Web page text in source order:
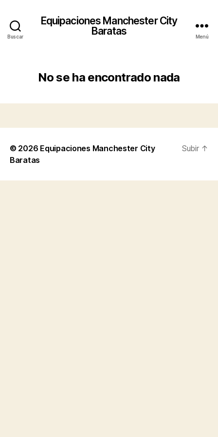
Buscar
Equipaciones Manchester City
Baratas
Menú
No se ha encontrado nada
© 2026 Equipaciones Manchester City
Baratas
Subir ↑